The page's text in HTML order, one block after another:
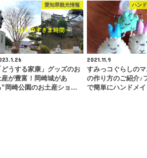
愛知県観光情報
どうする家康」グッズのお
産が豊富！岡崎城があ
”岡崎公園のお土産ショ…
ハン
2021.11.9
すみっコぐらしのマ
の作り方のご紹介♪
で簡単にハンドメイ